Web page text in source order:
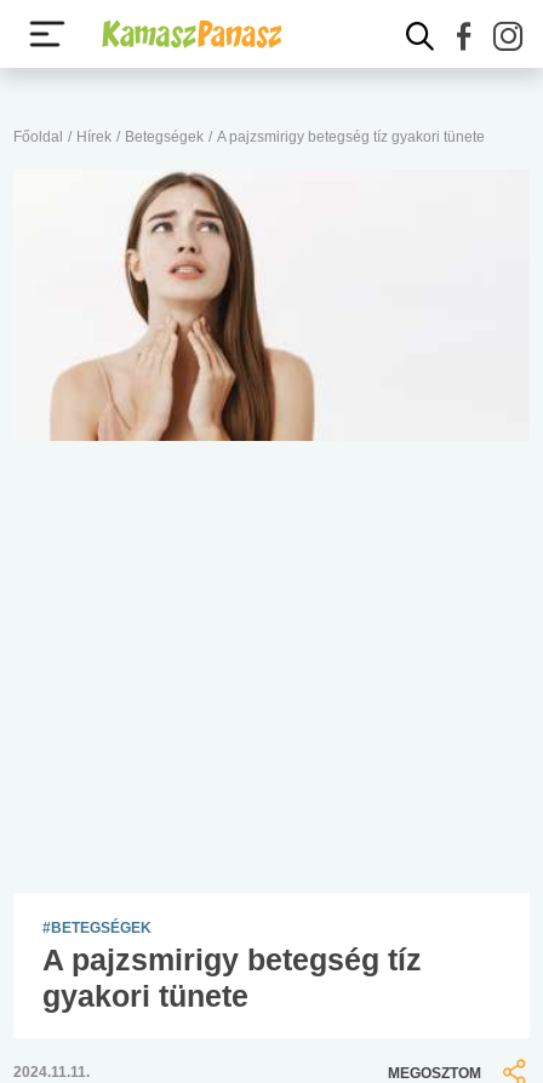
Főoldal / Hírek / Betegségek / A pajzsmirigy betegség tíz gyakori tünete
#BETEGSÉGEK
A pajzsmirigy betegség tíz
gyakori tünete
2024.11.11.
MEGOSZTOM